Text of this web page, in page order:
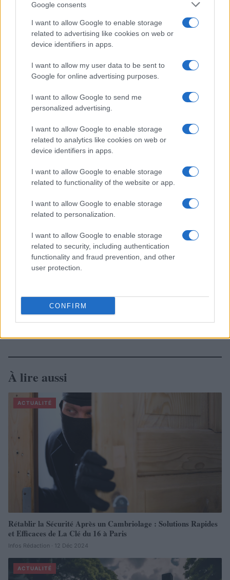
Google consents
I want to allow Google to enable storage
related to advertising like cookies on web or
device identifiers in apps.
I want to allow my user data to be sent to
Google for online advertising purposes.
I want to allow Google to send me
personalized advertising.
I want to allow Google to enable storage
related to analytics like cookies on web or
device identifiers in apps.
I want to allow Google to enable storage
related to functionality of the website or app.
I want to allow Google to enable storage
related to personalization.
I want to allow Google to enable storage
related to security, including authentication
functionality and fraud prevention, and other
user protection.
CONFIRM
difficile à accepter pour ces contribuables si les
milliardaires peuvent s’y dérober. Il devient donc urgent
AUTEUR
Infos Rédaction
À lire aussi
ACTUALITÉ
Rétablir la Sécurité Après un Cambriolage : Solutions Rapides
et Efficaces de La Clé du 16 à Paris
Infos Rédaction · 12 Déc 2024
ACTUALITÉ